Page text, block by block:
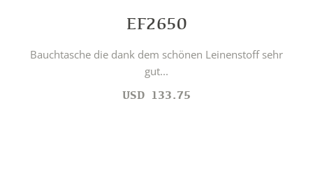
EF2650
Bauchtasche die dank dem schönen Leinenstoff sehr
gut...
USD 133.75